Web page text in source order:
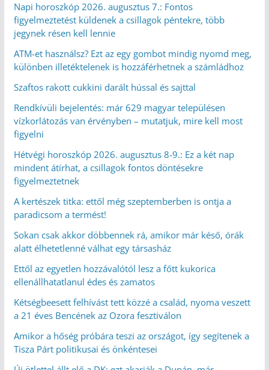
Napi horoszkóp 2026. augusztus 7.: Fontos
figyelmeztetést küldenek a csillagok péntekre, több
jegynek résen kell lennie
ATM-et használsz? Ezt az egy gombot mindig nyomd meg,
különben illetéktelenek is hozzáférhetnek a számládhoz
Szaftos rakott cukkini darált hússal és sajttal
Rendkívüli bejelentés: már 629 magyar településen
vízkorlátozás van érvényben – mutatjuk, mire kell most
figyelni
Hétvégi horoszkóp 2026. augusztus 8-9.: Ez a két nap
mindent átírhat, a csillagok fontos döntésekre
figyelmeztetnek
A kertészek titka: ettől még szeptemberben is ontja a
paradicsom a termést!
Sokan csak akkor döbbennek rá, amikor már késő, órák
alatt élhetetlenné válhat egy társasház
Ettől az egyetlen hozzávalótól lesz a főtt kukorica
ellenállhatatlanul édes és zamatos
Kétségbeesett felhívást tett közzé a család, nyoma veszett
a 21 éves Bencének az Ozora fesztiválon
Amikor a hőség próbára teszi az országot, így segítenek a
Tisza Párt politikusai és önkéntesei